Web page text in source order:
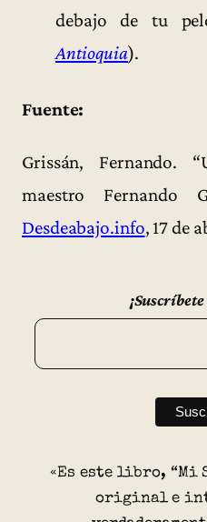
debajo de tu
Antioquia).
Fuente:
Grissán, Fernando.
maestro Fernando
Desdeabajo.info, 17 de
«Es este libro, “Mi
original e